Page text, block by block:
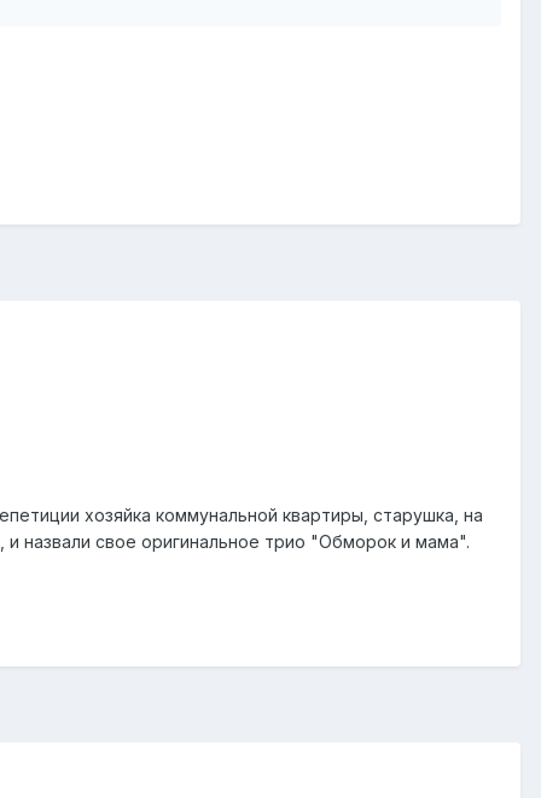
хозяйка коммунальной квартиры, старушка, на
назвали свое оригинальное трио "Обморок и мама".